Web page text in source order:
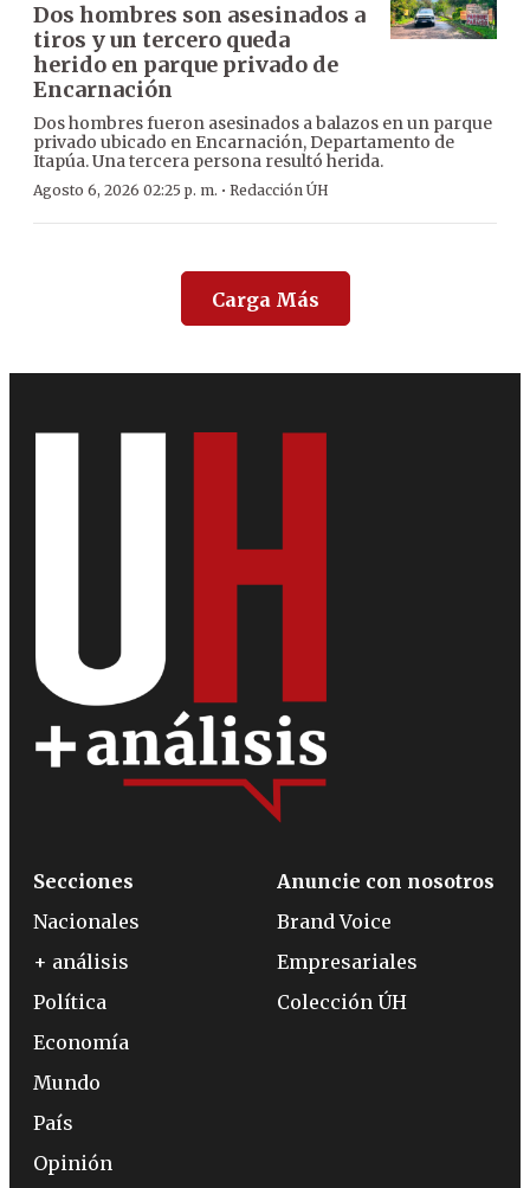
Dos hombres son asesinados a
tiros y un tercero queda
herido en parque privado de
Encarnación
Dos hombres fueron asesinados a balazos en un parque
privado ubicado en Encarnación, Departamento de
Itapúa. Una tercera persona resultó herida.
Agosto 6, 2026 02:25 p. m. · Redacción ÚH
Carga Más
Secciones
Nacionales
+ análisis
Política
Economía
Mundo
País
Opinión
Anuncie con nosotros
Brand Voice
Empresariales
Colección ÚH